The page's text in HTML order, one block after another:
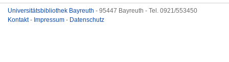
Universitätsbibliothek Bayreuth - 95447 Bayreuth - Tel. 0921/553450
Kontakt- Impressum - Datenschutz